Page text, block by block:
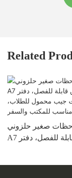
Related
صغير حلزوني
A7 بأوراق قابلة للفصل، دفتر